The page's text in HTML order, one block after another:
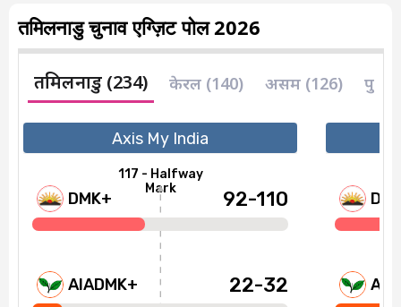
तमिलनाडु चुनाव एग्ज़िट पोल 2026